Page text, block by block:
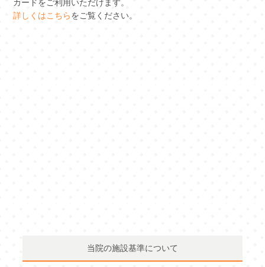
カードをご利用いただけます。
詳しくはこちらをご覧ください。
当院の施設基準について